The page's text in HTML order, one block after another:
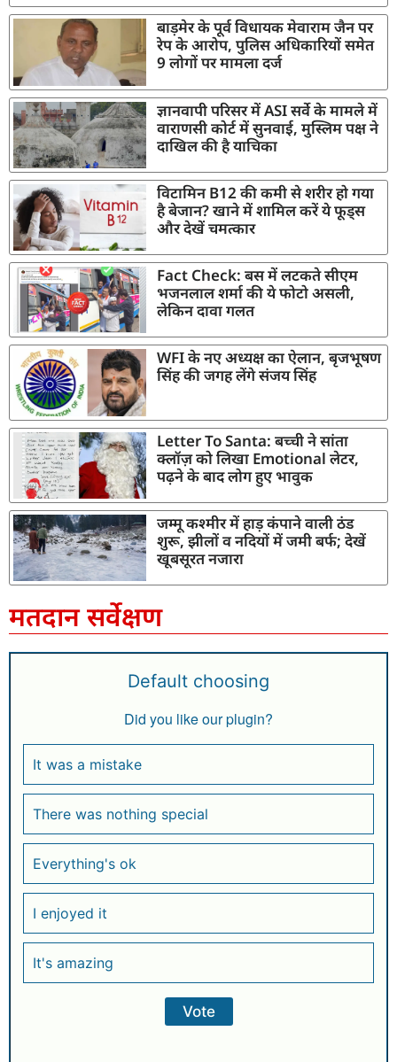
बाड़मेर के पूर्व विधायक मेवाराम जैन पर
रेप के आरोप, पुलिस अधिकारियों समेत
9 लोगों पर मामला दर्ज
ज्ञानवापी परिसर में ASI सर्वे के मामले में
वाराणसी कोर्ट में सुनवाई, मुस्लिम पक्ष ने
दाखिल की है याचिका
विटामिन B12 की कमी से शरीर हो गया
है बेजान? खाने में शामिल करें ये फूड्स
और देखें चमत्कार
Fact Check: बस में लटकते सीएम
भजनलाल शर्मा की ये फोटो असली,
लेकिन दावा गलत
WFI के नए अध्यक्ष का ऐलान, बृजभूषण
सिंह की जगह लेंगे संजय सिंह
Letter To Santa: बच्ची ने सांता
क्लॉज़ को लिखा Emotional लेटर,
पढ़ने के बाद लोग हुए भावुक
जम्मू कश्मीर में हाड़ कंपाने वाली ठंड
शुरू, झीलों व नदियों में जमी बर्फ; देखें
खूबसूरत नजारा
मतदान सर्वेक्षण
Default choosing
Did you like our plugin?
It was a mistake
There was nothing special
Everything's ok
I enjoyed it
It's amazing